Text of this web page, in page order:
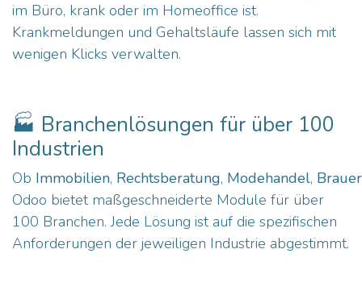
im Büro, krank oder im Homeoffice ist.
Krankmeldungen und Gehaltsläufe lassen sich mit
wenigen Klicks verwalten.
🏭 Branchenlösungen für über 100
Industrien
Ob Immobilien, Rechtsberatung, Modehandel,
Odoo bietet maßgeschneiderte Module für über
100 Branchen. Jede Lösung ist auf die spezifischen
Anforderungen der jeweiligen Industrie abgestimmt.